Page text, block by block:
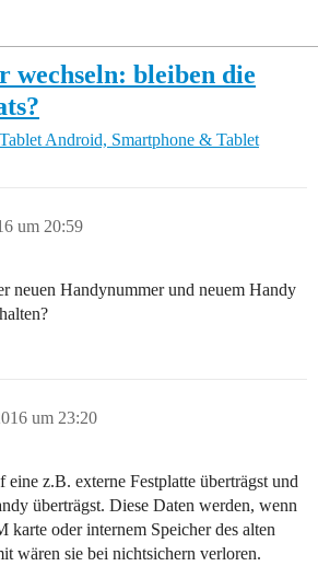
wechseln: bleiben die
Android, Smartphone & Tablet
um 20:59
neuen Handynummer und neuem Handy
um 23:20
z.B. externe Festplatte überträgst und
überträgst. Diese Daten werden, wenn
karte oder internem Speicher des alten
wären sie bei nichtsichern verloren.